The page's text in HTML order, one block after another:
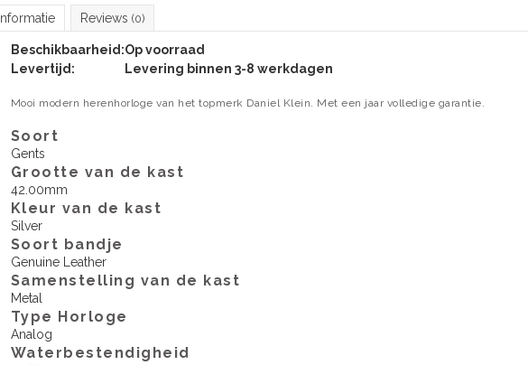
Informatie Reviews (0)
Beschikbaarheid:Op voorraad
Levertijd:
Levering binnen 3-8 werkdagen
Mooi modern herenhorloge van het topmerk Daniel Klein. Met een jaar volledige garantie.
Soort
Gents
Grootte van de kast
42.00mm
Kleur van de kast
Silver
Soort bandje
Genuine Leather
Samenstelling van de kast
Metal
Type Horloge
Analog
Waterbestendigheid